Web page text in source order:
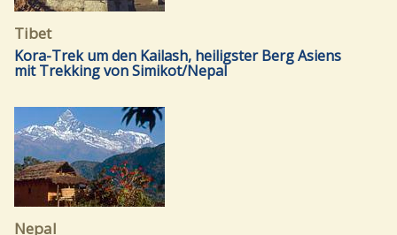
Tibet
Kora-Trek um den Kailash, heiligster Berg Asiens
mit Trekking von Simikot/Nepal
Nepal